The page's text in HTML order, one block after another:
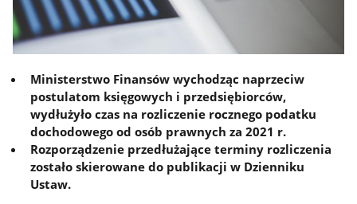
Ministerstwo Finansów wychodząc naprzeciw
postulatom księgowych i przedsiębiorców,
wydłużyło czas na rozliczenie rocznego podatku
dochodowego od osób prawnych za 2021 r.
Rozporządzenie przedłużające terminy rozliczenia
zostało skierowane do publikacji w Dzienniku
Ustaw.